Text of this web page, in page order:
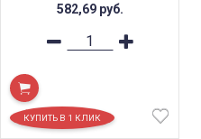
582,69 руб.